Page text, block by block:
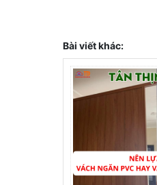
Bài viết khác: